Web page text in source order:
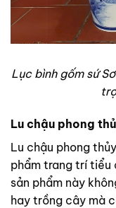
Lục bình gốm sứ
Lu chậu phong
Lu chậu phong
phẩm trang trí tiểu
sản phẩm này
hay trồng cây mà